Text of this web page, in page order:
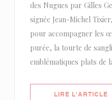
des Nugues par Gilles
signée Jean-Michel
pour accompagner les
purée, la tourte de
emblématiques plats de
LIRE L'ARTICLE